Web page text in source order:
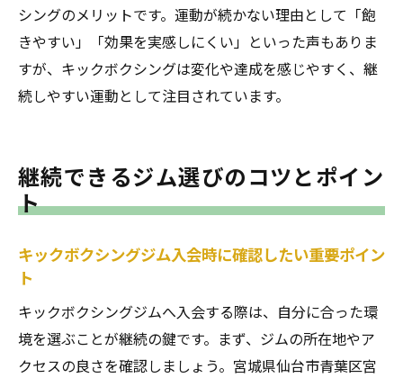
シングのメリットです。運動が続かない理由として「飽
きやすい」「効果を実感しにくい」といった声もありま
すが、キックボクシングは変化や達成を感じやすく、継
続しやすい運動として注目されています。
継続できるジム選びのコツとポイン
ト
キックボクシングジム入会時に確認したい重要ポイン
ト
キックボクシングジムへ入会する際は、自分に合った環
境を選ぶことが継続の鍵です。まず、ジムの所在地やア
クセスの良さを確認しましょう。宮城県仙台市青葉区宮